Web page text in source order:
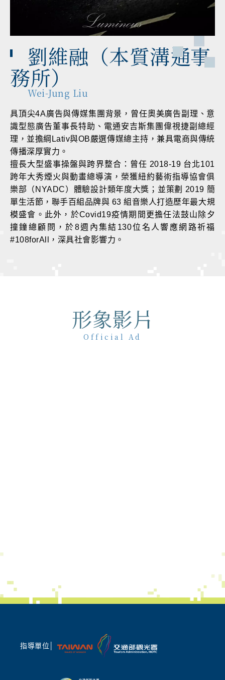
劉維融（本質溝通事
務所）
Wei-Jung Liu
具頂尖4A廣告與傳媒集團背景，曾任奧美廣告副理、意
識型態廣告董事長特助、電通安吉斯集團偉視捷副總經
理，並擔綱Lativ與OB嚴選傳媒總主持，兼具電商與傳統
傳播深厚實力。
擅長大型盛事操盤與跨界整合：曾任 2018-19 台北101
跨年大秀煙火與動畫總導演，榮獲紐約藝術指導協會俱
樂部（NYADC）體驗設計類年度大獎；並策劃 2019 簡
單生活節，聯手百組品牌與 63 組音樂人打造歷年最大規
模盛會。此外，於Covid19疫情期間更擔任法鼓山除夕
撞鐘總顧問，於8週內集結130位名人響應網路祈福
#108forAll，深具社會影響力。
形象影片
Official Ad
指導單位│